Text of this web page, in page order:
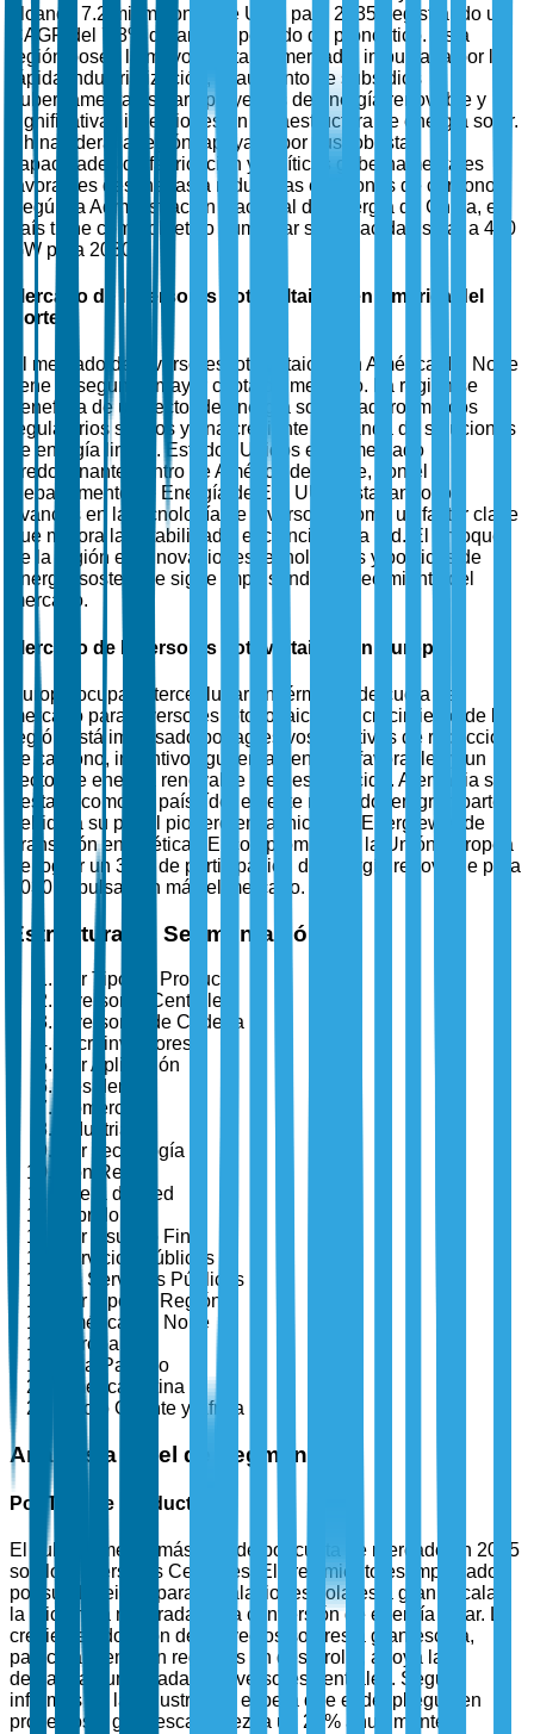
alcance 7.2 mil millones de USD para 2035, registrando un
CAGR del 7.8% durante el período de pronóstico. Esta
región posee la mayor cuota de mercado, impulsada por la
rápida industrialización, el aumento de subsidios
gubernamentales para proyectos de energía renovable y
significativas inversiones en infraestructura de energía solar.
China lidera la región, apoyada por sus robustas
capacidades de fabricación y políticas gubernamentales
favorables destinadas a reducir las emisiones de carbono.
Según la Administración Nacional de Energía de China, el
país tiene como objetivo aumentar su capacidad solar a 400
GW para 2030.
Mercado de Inversores Fotovoltaicos en América del
Norte
El mercado de inversores fotovoltaicos en América del Norte
tiene la segunda mayor cuota de mercado. La región se
beneficia de un sector de energía solar maduro, marcos
regulatorios sólidos y una creciente demanda de soluciones
de energía limpia. Estados Unidos es el mercado
predominante dentro de América del Norte, con el
Departamento de Energía de EE. UU. destacando los
avances en la tecnología de inversores como un factor clave
que mejora la estabilidad y eficiencia de la red. El enfoque
de la región en innovaciones tecnológicas y políticas de
energía sostenible sigue impulsando el crecimiento del
mercado.
Mercado de Inversores Fotovoltaicos en Europa
Europa ocupa el tercer lugar en términos de cuota de
mercado para inversores fotovoltaicos. El crecimiento de la
región está impulsado por agresivos objetivos de reducción
de carbono, incentivos gubernamentales favorables y un
sector de energía renovable bien establecido. Alemania se
destaca como un país líder en este mercado, en gran parte
debido a su papel pionero en la iniciativa Energiewende
(transición energética). El compromiso de la Unión Europea
de lograr un 32% de participación de energía renovable para
2030 impulsa aún más el mercado.
Estructura de Segmentación
Por Tipo de Producto
Inversores Centrales
Inversores de Cadena
Microinversores
Por Aplicación
Residencial
Comercial
Industrial
Por Tecnología
Con Red
Fuera de Red
Híbrido
Por Usuario Final
Servicios Públicos
No Servicios Públicos
Por Tipo de Región
América del Norte
Europa
Asia-Pacífico
América Latina
Medio Oriente y África
Análisis a Nivel de Segmento
Por Tipo de Producto
El sub-segmento más grande por cuota de mercado en 2025
son los Inversores Centrales. El crecimiento es impulsado
por su idoneidad para instalaciones solares a gran escala y
la eficiencia mejorada en la conversión de energía solar. La
creciente adopción de proyectos solares a gran escala,
particularmente en regiones en desarrollo, apoya la
demanda aumentada de inversores centrales. Según
informes de la industria, se espera que el despliegue en
proyectos a gran escala crezca un 20% anualmente.